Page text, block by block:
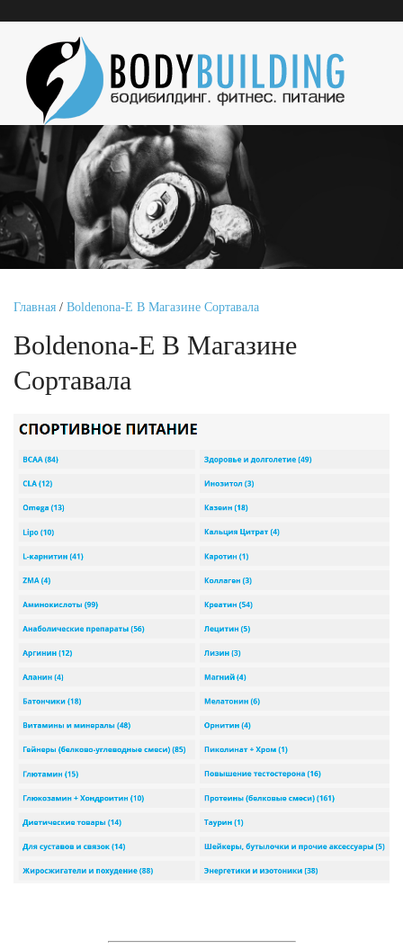
Главная / Boldenona-E В Магазине Сортавала
Boldenona-E В Магазине
Сортавала